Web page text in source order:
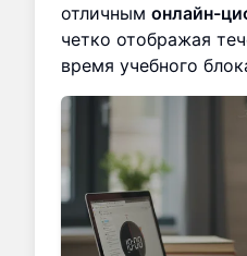
отличным онлайн-
четко отображая
время учебного